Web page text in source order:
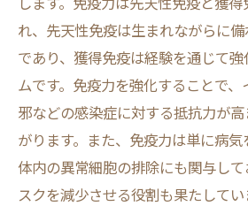
正しい情報を見極めるた
生活習慣と免疫力の関係を科
生活習慣が免疫力に与え
睡眠と免疫力の深い関係
運動が免疫力を強化する理
食事が免疫力に及ぼす影
れ、先天性免疫は生まれながらに
であり、獲得免疫は経験を通じて
ムです。免疫力を強化することで
邪などの感染症に対する抵抗力が
がります。また、免疫力は単に病気
体内の異常細胞の排除にも関与し
スクを減少させる役割も果たしてい